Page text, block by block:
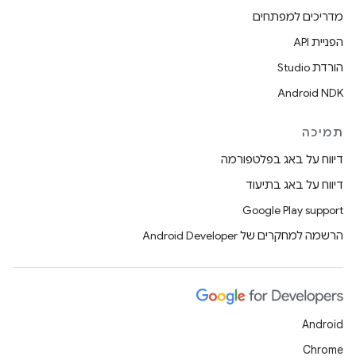
מדריכים למפתחים
הפניית API
הורדת Studio
Android NDK
תמיכה
דיווח על באג בפלטפורמה
דיווח על באג בתיעוד
Google Play support
הרשמה למחקרים של Android Developer
Android
Chrome